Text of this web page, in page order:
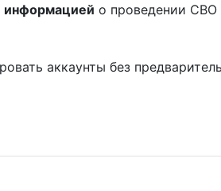
информацией о проведении
аккаунты без